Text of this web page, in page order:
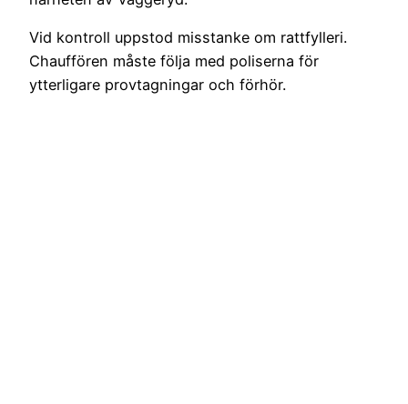
Vid kontroll uppstod misstanke om rattfylleri.
Chauffören måste följa med poliserna för
ytterligare provtagningar och förhör.